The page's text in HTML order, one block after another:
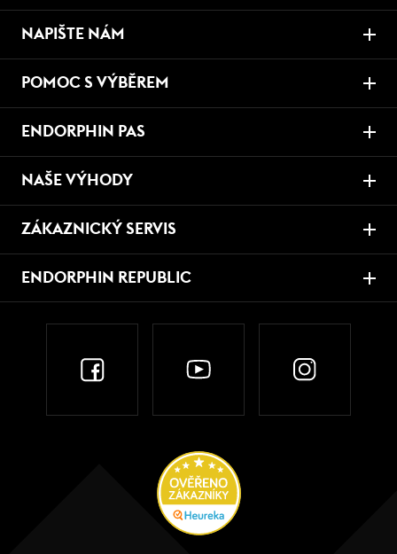
NAPIŠTE NÁM
POMOC S VÝBĚREM
ENDORPHIN PAS
NAŠE VÝHODY
ZÁKAZNICKÝ SERVIS
ENDORPHIN REPUBLIC